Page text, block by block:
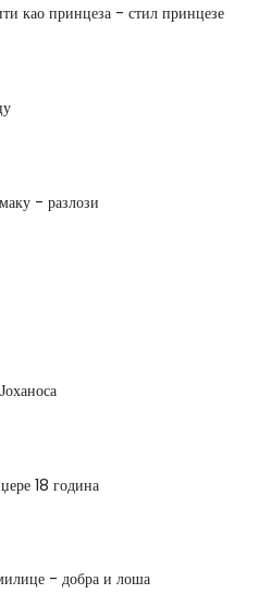
као принцеза - стил принцезе
- разлози
18 година
- добра и лоша